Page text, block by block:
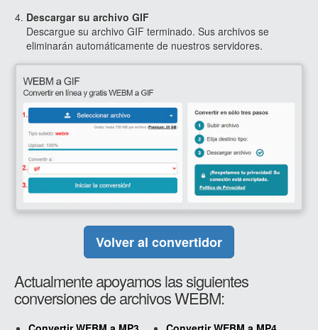
Descargar su archivo GIF
Descargue su archivo GIF terminado. Sus archivos se
eliminarán automáticamente de nuestros servidores.
Volver al convertidor
Actualmente apoyamos las siguientes
conversiones de archivos WEBM: